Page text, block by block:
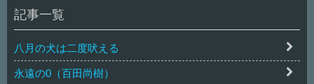
記事一覧
八月の犬は二度吠える
永遠の0（百田尚樹）